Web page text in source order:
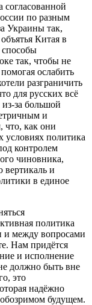
согласованной
по разным
Украины так,
Китая в
так, чтобы не
ослабить
разграничить
для русских всё
из-за большой
и
что, как они
условиях политика
контролем
чиновника,
вертикаль и
в единое
политика
и между вопросами
Нам придётся
и исполнение
должно быть вне
это
надёжно
будущем.